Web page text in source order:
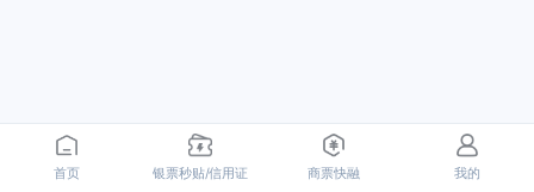
首页 银票秒贴/信用证 商票快融 我的